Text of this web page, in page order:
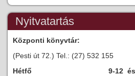
Nyitvatartás
Központi könyvtár:
(Pesti út 72.) Tel.: (27) 532 155
Hétfő
9-12